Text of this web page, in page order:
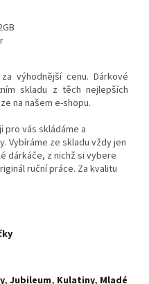
výhodnější cenu. Dárkové
skladu z těch nejlepších
na našem e-shopu.
pro vás skládáme a
Vybíráme ze skladu vždy jen
dárkáče, z nichž si vybere
ruční práce. Za kvalitu
, Jubileum, Kulatiny, Mladé